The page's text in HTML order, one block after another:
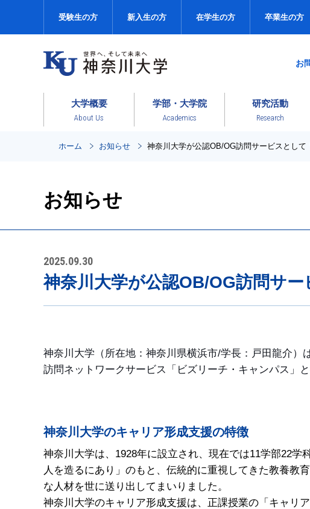
受験生の方 新入生の方 在学生の方 卒業生の方
お
大学概要
About Us
学部・大学院
Academics
研究活動
Research
ホーム お知らせ 神奈川大学が公認OB/OG訪問サービスとして
お知らせ
2025.09.30
神奈川大学が公認OB/OG訪問サ
神奈川大学（所在地：神奈川県横浜市/学長：戸田龍介
訪問ネットワークサービス「ビズリーチ・キャンパス」
神奈川大学のキャリア形成支援の特徴
神奈川大学は、1928年に設立され、現在では11学部22
人を造るにあり」のもと、伝統的に重視してきた教養教
な人材を世に送り出してまいりました。
神奈川大学のキャリア形成支援は、正課授業の「キャリ